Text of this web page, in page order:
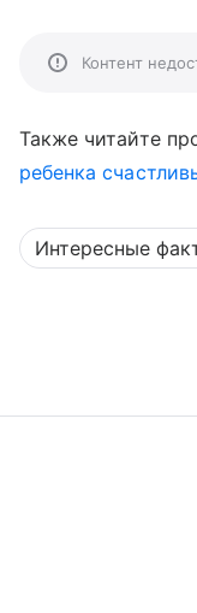
Контент
Также читайте
ребенка
Интересные